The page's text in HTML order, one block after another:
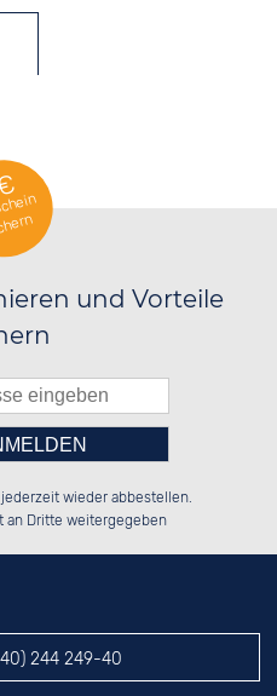
und Vorteile
Bitte tragen Sie die Zahl in
das nebenstehende Feld ein.
wieder abbestellen.
an Dritte weitergegeben
244 249-40